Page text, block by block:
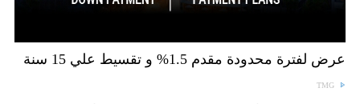
عرض لفترة محدودة مقدم 1.5% و تقسيط علي 15 سنة
TMG